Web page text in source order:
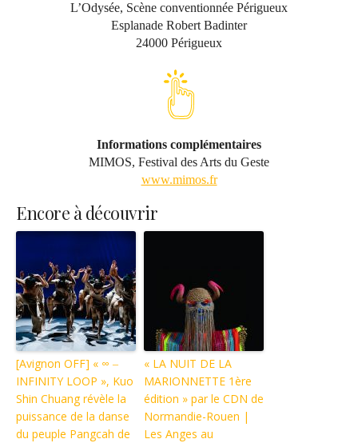
L’Odysée, Scène conventionnée Périgueux
Esplanade Robert Badinter
24000 Périgueux
Informations complémentaires
MIMOS, Festival des Arts du Geste
www.mimos.fr
Encore à découvrir
[Avignon OFF] « ∞ ‒
INFINITY LOOP », Kuo
Shin Chuang révèle la
puissance de la danse
du peuple Pangcah de
« LA NUIT DE LA
MARIONNETTE 1ère
édition » par le CDN de
Normandie-Rouen |
Les Anges au